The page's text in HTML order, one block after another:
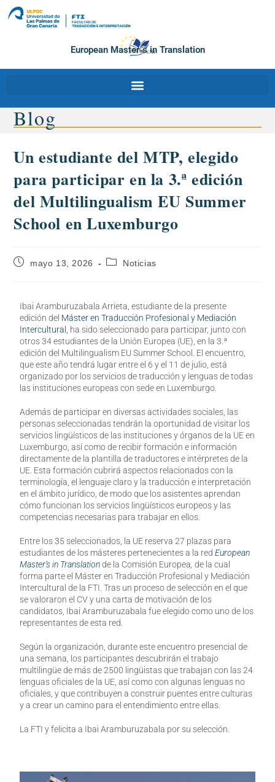
European Master´s in Translation
Blog
Un estudiante del MTP, elegido
para participar en la 3.ª edición
del Multilingualism EU Summer
School en Luxemburgo
mayo 13, 2026 Noticias
Ibai Aramburuzabala Arrieta, estudiante de la presente
edición del Máster en Traducción Profesional y Mediación
Intercultural, ha sido seleccionado para participar, junto con
otros 34 estudiantes de la Unión Europea (UE), en la 3.ª
edición del Multilingualism EU Summer School. El encuentro,
que este año tendrá lugar entre el 6 y el 11 de julio, está
organizado por los servicios de traducción y lenguas de todas
las instituciones europeas con sede en Luxemburgo.
Además de participar en diversas actividades sociales, las
personas seleccionadas tendrán la oportunidad de visitar los
servicios lingüísticos de las instituciones y órganos de la UE en
Luxemburgo, así como de recibir formación e información
directamente de la plantilla de traductores e intérpretes de la
UE. Esta formación cubrirá aspectos relacionados con la
terminología, el lenguaje claro y la traducción e interpretación
en el ámbito jurídico, de modo que los asistentes aprendan
cómo funcionan los servicios lingüísticos europeos y las
competencias necesarias para trabajar en ellos.
Entre los 35 seleccionados, la UE reserva 27 plazas para
estudiantes de los másteres pertenecientes a la redEuropean
Master’s in Translationde la Comisión Europea, de la cual
forma parte el Máster en Traducción Profesional y Mediación
Intercultural de la FTI. Tras un proceso de selección en el que
se valoraron el CV y una carta de motivación de los
candidatos, Ibai Aramburuzabala fue elegido como uno de los
representantes de esta red.
Según la organización, durante este encuentro presencial de
una semana, los participantes descubrirán el trabajo
multilingüe de más de 2500 lingüistas que trabajan con las 24
lenguas oficiales de la UE, así como con algunas lenguas no
oficiales, y que contribuyen a construir puentes entre culturas
y a crear un camino para el entendimiento entre ellas.
La FTI y felicita a Ibai Aramburuzabala por su selección.